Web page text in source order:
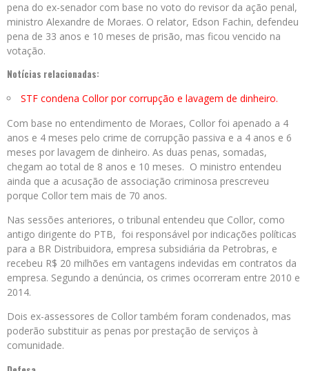
pena do ex-senador com base no voto do revisor da ação penal,
ministro Alexandre de Moraes. O relator, Edson Fachin, defendeu
pena de 33 anos e 10 meses de prisão, mas ficou vencido na
votação.
Notícias relacionadas:
STF condena Collor por corrupção e lavagem de dinheiro.
Com base no entendimento de Moraes, Collor foi apenado a 4
anos e 4 meses pelo crime de corrupção passiva e a 4 anos e 6
meses por lavagem de dinheiro. As duas penas, somadas,
chegam ao total de 8 anos e 10 meses. O ministro entendeu
ainda que a acusação de associação criminosa prescreveu
porque Collor tem mais de 70 anos.
Nas sessões anteriores, o tribunal entendeu que Collor, como
antigo dirigente do PTB, foi responsável por indicações políticas
para a BR Distribuidora, empresa subsidiária da Petrobras, e
recebeu R$ 20 milhões em vantagens indevidas em contratos da
empresa. Segundo a denúncia, os crimes ocorreram entre 2010 e
2014.
Dois ex-assessores de Collor também foram condenados, mas
poderão substituir as penas por prestação de serviços à
comunidade.